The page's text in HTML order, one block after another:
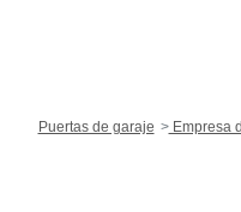
Puertas de garaje Empresa